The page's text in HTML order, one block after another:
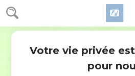
Actes 6
9 Quelques-uns parmi ceux de la
Affranchis, parmi les Cyrénéens et
ceux de Cilicie et d’Asie, se mirent
mais ils n’étaient pas capables
l’Esprit par lequel il parlait.
Votre vie privée
pour